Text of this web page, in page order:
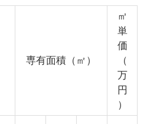
専有面積（㎡）
㎡
単
価
（
万
円
）